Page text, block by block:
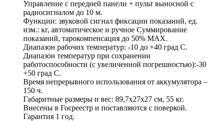
Управление с передней панели + пульт выносной с
радиосигналом до 10 м.
Функции: звуковой сигнал фиксации показаний, ед.
изм.: кг, автоматическое и ручное Суммирование
показаний, тарокомпенсация до 50% MAX.
Диапазон рабочих температур: -10 до +40 град С.
Диапазон температур при сохранении
работоспособности (с увеличенной погрешностью):-30
+50 град С.
Время непрерывного использования от аккумулятора –
150 ч.
Габаритные размеры и вес: 89,7x27x27 см, 55 кг.
Внесены в Госреестр и поставляются с поверкой.
Гарантия 1 год.